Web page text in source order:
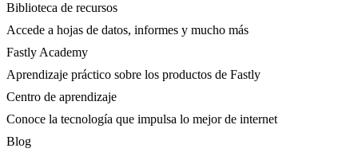
Biblioteca de recursos
Accede a hojas de datos, informes y mucho más
Fastly Academy
Aprendizaje práctico sobre los productos de Fastly
Centro de aprendizaje
Conoce la tecnología que impulsa lo mejor de internet
Blog